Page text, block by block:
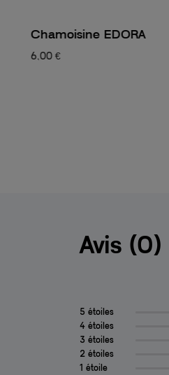
Chamoisine EDORA
6,00 €
Avis (0)
5 étoiles
4 étoiles
3 étoiles
2 étoiles
1 étoile